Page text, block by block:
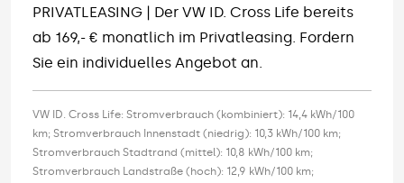
PRIVATLEASING | Der VW ID. Cross Life bereits
ab 169,- € monatlich im Privatleasing. Fordern
Sie ein individuelles Angebot an.
VW ID. Cross Life: Stromverbrauch (kombiniert): 14,4 kWh/100
km; Stromverbrauch Innenstadt (niedrig): 10,3 kWh/100 km;
Stromverbrauch Stadtrand (mittel): 10,8 kWh/100 km;
Stromverbrauch Landstraße (hoch): 12,9 kWh/100 km;